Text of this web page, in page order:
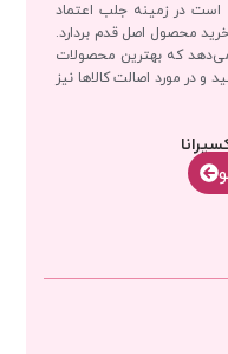
است در زمینه جلب اعتماد
محصول اصل قدم بردارد.
می‌دهد که بهترین محصولات
و در مورد اصالت کالاها نیز